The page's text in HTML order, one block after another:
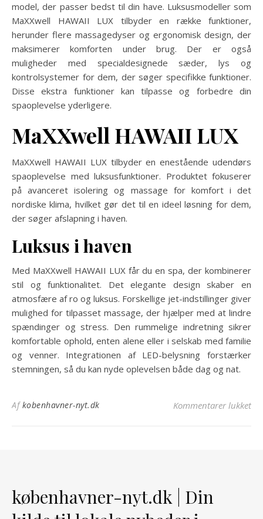
model, der passer bedst til din have. Luksusmodeller som
MaXXwell HAWAII LUX tilbyder en række funktioner,
herunder flere massagedyser og ergonomisk design, der
maksimerer komforten under brug. Der er også
muligheder med specialdesignede sæder, lys og
kontrolsystemer for dem, der søger specifikke funktioner.
Disse ekstra funktioner kan tilpasse og forbedre din
spaoplevelse yderligere.
MaXXwell HAWAII LUX
MaXXwell HAWAII LUX tilbyder en enestående udendørs
spaoplevelse med luksusfunktioner. Produktet fokuserer
på avanceret isolering og massage for komfort i det
nordiske klima, hvilket gør det til en ideel løsning for dem,
der søger afslapning i haven.
Luksus i haven
Med MaXXwell HAWAII LUX får du en spa, der kombinerer
stil og funktionalitet. Det elegante design skaber en
atmosfære af ro og luksus. Forskellige jet-indstillinger giver
mulighed for tilpasset massage, der hjælper med at lindre
spændinger og stress. Den rummelige indretning sikrer
komfortable ophold, enten alene eller i selskab med familie
og venner. Integrationen af LED-belysning forstærker
stemningen, så du kan nyde oplevelsen både dag og nat.
Afkobenhavner-nyt.dk Kommentarer lukkettil
københavner-nyt.dk | Din